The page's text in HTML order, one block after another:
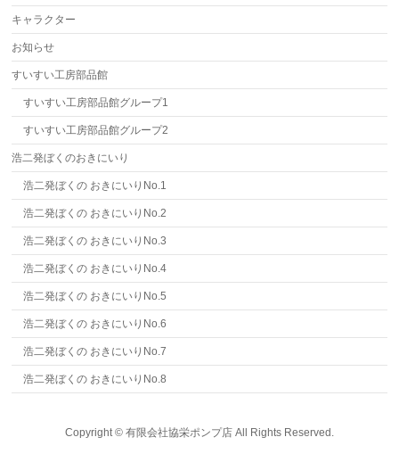
キャラクター
お知らせ
すいすい工房部品館
すいすい工房部品館グループ1
すいすい工房部品館グループ2
浩二発ぼくのおきにいり
浩二発ぼくの おきにいりNo.1
浩二発ぼくの おきにいりNo.2
浩二発ぼくの おきにいりNo.3
浩二発ぼくの おきにいりNo.4
浩二発ぼくの おきにいりNo.5
浩二発ぼくの おきにいりNo.6
浩二発ぼくの おきにいりNo.7
浩二発ぼくの おきにいりNo.8
Copyright © 有限会社協栄ポンプ店All Rights Reserved.